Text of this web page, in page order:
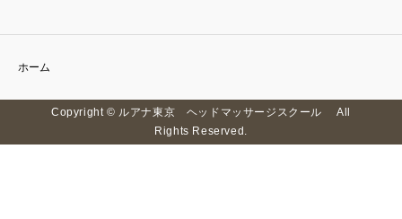
ホーム
Copyright © ルアナ東京 ヘッドマッサージスクール All
Rights Reserved.